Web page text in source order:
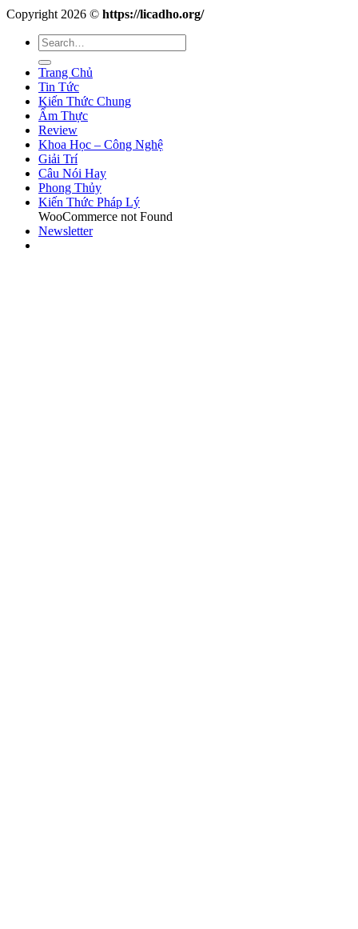
Copyright 2026 © https://licadho.org/
Trang Chủ
Tin Tức
Kiến Thức Chung
Ẩm Thực
Review
Khoa Học – Công Nghệ
Giải Trí
Câu Nói Hay
Phong Thủy
Kiến Thức Pháp Lý
WooCommerce not Found
Newsletter